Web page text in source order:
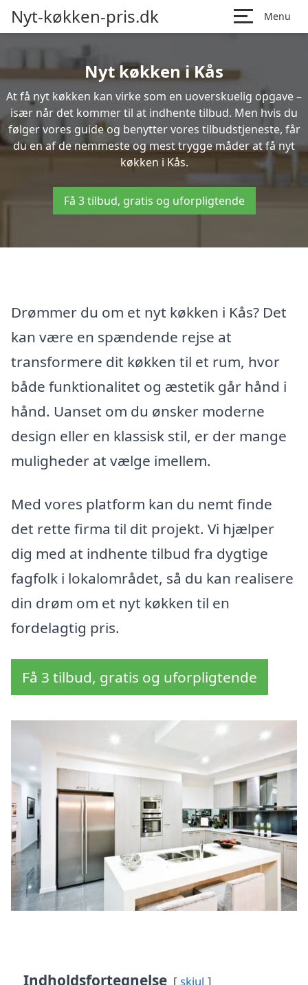
Nyt-køkken-pris.dk Menu
Nyt køkken i Kås
At få nyt køkken kan virke som en uoverskuelig opgave –
især når det kommer til at indhente tilbud. Men hvis du
følger vores guide og benytter vores tilbudstjeneste, får
du en af de nemmeste og mest trygge måder at få nyt
køkken i Kås.
Få 3 tilbud, gratis og uforpligtende
Drømmer du om et nyt køkken i Kås? Det
kan være en spændende rejse at
transformere dit køkken til et rum, hvor
både funktionalitet og æstetik går hånd i
hånd. Uanset om du ønsker moderne
design eller en klassisk stil, er der mange
muligheder at vælge imellem.
Med vores platform kan du nemt finde
det rette firma til dit projekt. Vi hjælper
dig med at indhente tilbud fra dygtige
fagfolk i lokalområdet, så du kan realisere
din drøm om et nyt køkken til en
fordelagtig pris.
Få 3 tilbud, gratis og uforpligtende
Indholdsfortegnelse skjul